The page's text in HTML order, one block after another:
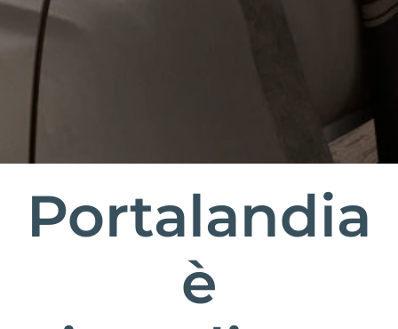
Portalandia
è